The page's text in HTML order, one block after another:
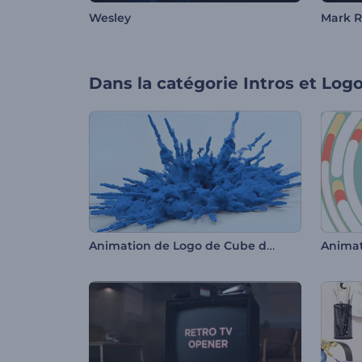
Wesley Mark
Dans la catégorie Intros et
Animation de Logo de Cube de Fumée qui s'Effondre